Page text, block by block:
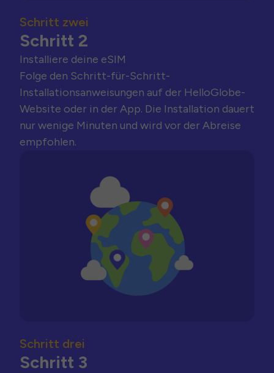
Schritt zwei
Schritt 2
Installiere deine eSIM
Folge den Schritt-für-Schritt-
Installationsanweisungen auf der HelloGlobe-
Website oder in der App. Die Installation dauert
nur wenige Minuten und wird vor der Abreise
empfohlen.
Schritt drei
Schritt 3